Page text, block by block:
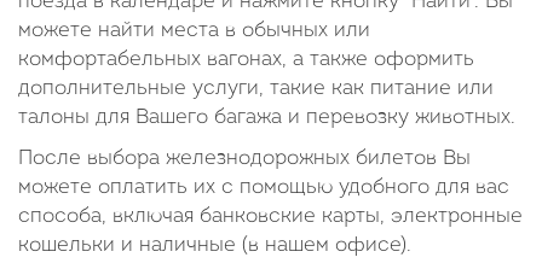
можете найти места в обычных или
комфортабельных вагонах, а также оформить
дополнительные услуги, такие как питание или
талоны для Вашего багажа и перевозку животных.
После выбора железнодорожных билетов Вы
можете оплатить их с помощью удобного для вас
способа, включая банковские карты, электронные
кошельки и наличные (в нашем офисе).
19
20 21 22 23
31